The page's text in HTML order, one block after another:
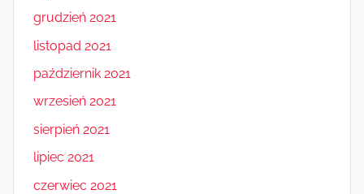
grudzień 2021
listopad 2021
październik 2021
wrzesień 2021
sierpień 2021
lipiec 2021
czerwiec 2021